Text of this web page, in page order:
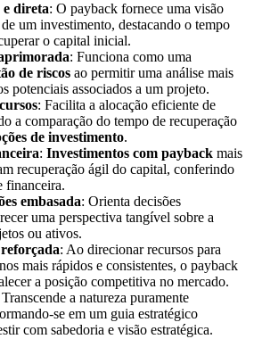
direta: O payback fornece uma visão
um investimento, destacando o tempo
o capital inicial.
: Funciona como uma
de riscos ao permitir uma análise mais
potenciais associados a um projeto.
: Facilita a alocação eficiente de
a comparação do tempo de recuperação
de investimento.
: Investimentos com payback mais
recuperação ágil do capital, conferindo
financeira.
embasada: Orienta decisões
uma perspectiva tangível sobre a
ou ativos.
: Ao direcionar recursos para
mais rápidos e consistentes, o payback
a posição competitiva no mercado.
a natureza puramente
se em um guia estratégico
com sabedoria e visão estratégica.